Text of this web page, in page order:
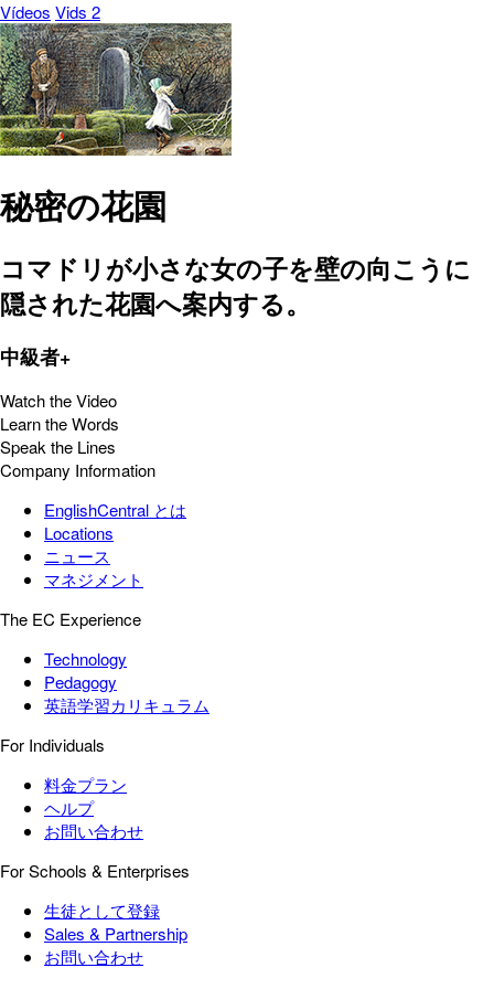
Vídeos Vids 2
秘密の花園
コマドリが小さな女の子を壁の向こうに
隠された花園へ案内する。
中級者+
Watch the Video
Learn the Words
Speak the Lines
Company Information
EnglishCentral とは
Locations
ニュース
マネジメント
The EC Experience
Technology
Pedagogy
英語学習カリキュラム
For Individuals
料金プラン
ヘルプ
お問い合わせ
For Schools & Enterprises
生徒として登録
Sales & Partnership
お問い合わせ